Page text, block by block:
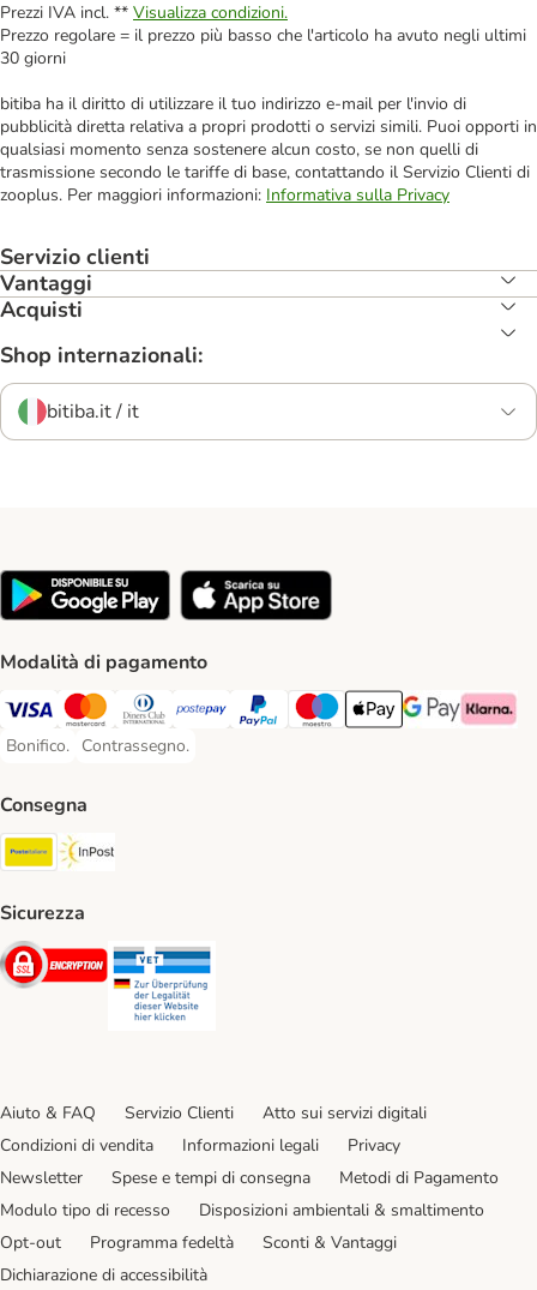
Prezzi IVA incl. ** Visualizza condizioni.
Prezzo regolare = il prezzo più basso che l'articolo ha avuto negli ultimi
30 giorni
bitiba ha il diritto di utilizzare il tuo indirizzo e-mail per l'invio di
pubblicità diretta relativa a propri prodotti o servizi simili. Puoi opporti in
qualsiasi momento senza sostenere alcun costo, se non quelli di
trasmissione secondo le tariffe di base, contattando il Servizio Clienti di
zooplus. Per maggiori informazioni: Informativa sulla Privacy
Servizio clienti
Vantaggi
Acquisti
Shop internazionali:
bitiba.it / it
Modalità di pagamento
Visa. Payment Method
Mastercard. Payment Method
Diners Club. Payment Method
Postepay. Payment Method
PayPal. Payment Method
Maestro. Payment Method
Apple pay. Payment
Google Pay
Klarna
Bonifico.
Bonifico. Payment Method
Contrassegno.
Contrassegno. Payment Method
Consegna
Poste Italiane. Shipping Method
Sicurezza
Security
Aiuto & FAQ Servizio Clienti
Atto sui servizi digitali
Condizioni di vendita
Informazioni legali
Privacy
Newsletter
Spese e tempi di consegna
Metodi di Pagamento
Modulo tipo di recesso
Disposizioni ambientali & smaltimento
Opt-out
Programma fedeltà
Sconti & Vantaggi
Dichiarazione di accessibilità